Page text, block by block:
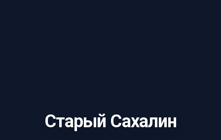
Старый Сахалин